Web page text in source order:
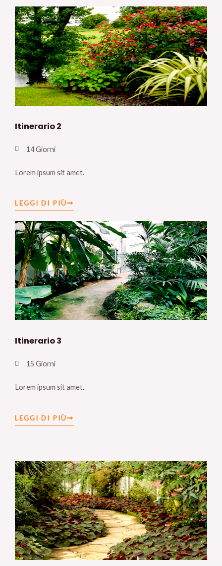
Itinerario 2
14 Giorni
Lorem ipsum sit amet.
LEGGI DI PIÙ
Itinerario 3
15 Giorni
Lorem ipsum sit amet.
LEGGI DI PIÙ